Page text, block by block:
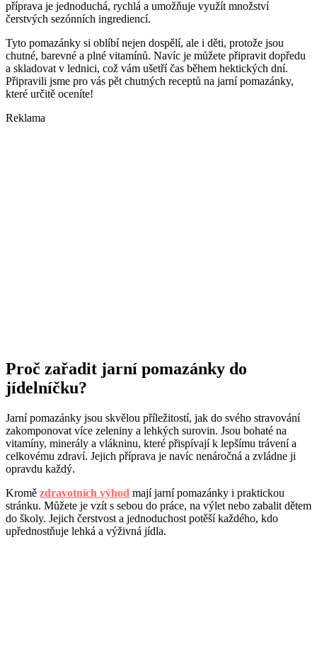
příprava je jednoduchá, rychlá a umožňuje využít množství
čerstvých sezónních ingrediencí.
Tyto pomazánky si oblíbí nejen dospělí, ale i děti, protože jsou
chutné, barevné a plné vitamínů. Navíc je můžete připravit dopředu
a skladovat v lednici, což vám ušetří čas během hektických dní.
Připravili jsme pro vás pět chutných receptů na jarní pomazánky,
které určitě oceníte!
Reklama
Proč zařadit jarní pomazánky do
jídelníčku?
Jarní pomazánky jsou skvělou příležitostí, jak do svého stravování
zakomponovat více zeleniny a lehkých surovin. Jsou bohaté na
vitamíny, minerály a vlákninu, které přispívají k lepšímu trávení a
celkovému zdraví. Jejich příprava je navíc nenáročná a zvládne ji
opravdu každý.
Kromě zdravotních výhod mají jarní pomazánky i praktickou
stránku. Můžete je vzít s sebou do práce, na výlet nebo zabalit dětem
do školy. Jejich čerstvost a jednoduchost potěší každého, kdo
upřednostňuje lehká a výživná jídla.